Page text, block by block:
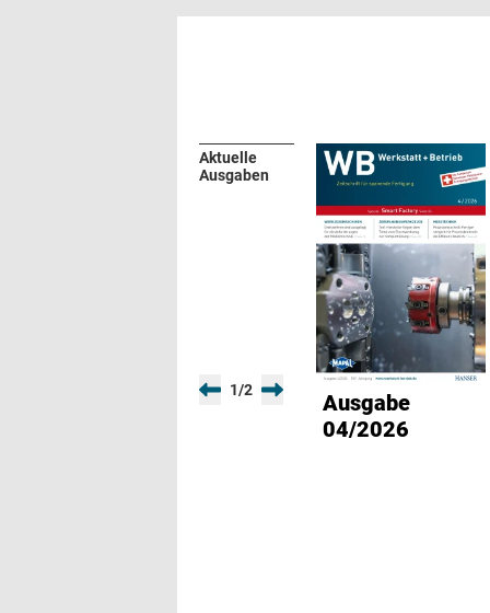
Aktuelle
Ausgaben
1/2
Ausgabe
04/2026